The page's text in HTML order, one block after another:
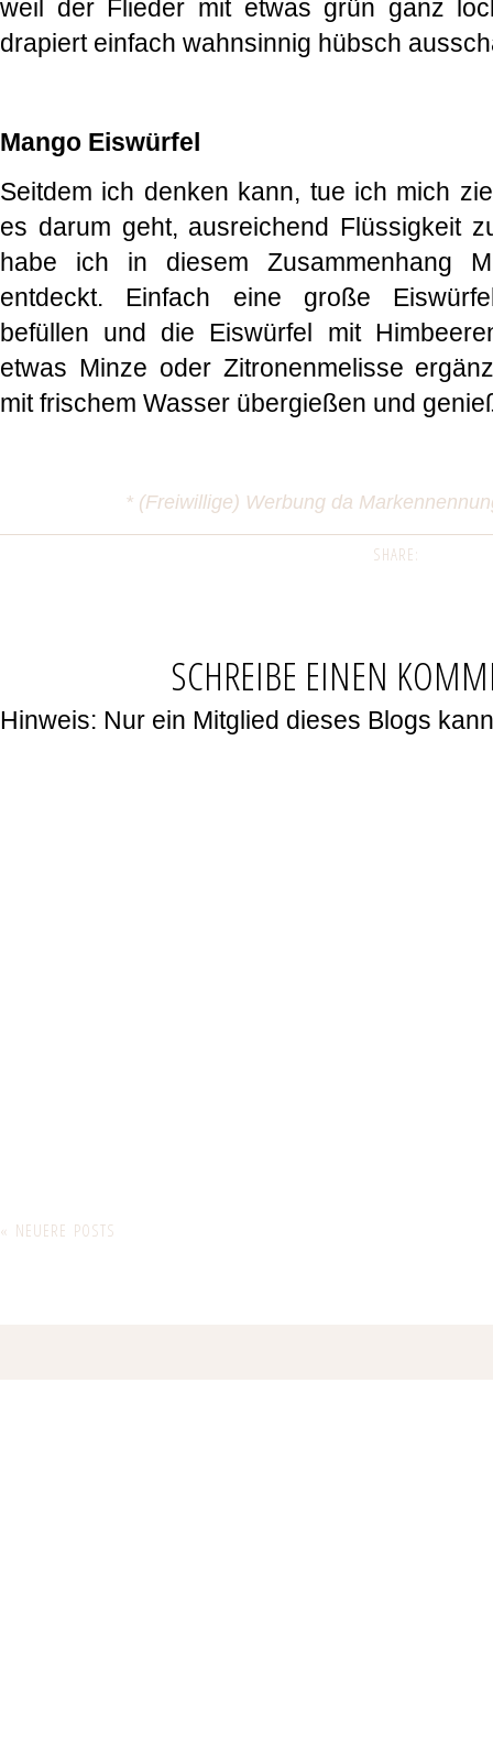
weil der Flieder mit etwas grün ganz
drapiert einfach wahnsinnig hübsch
Mango Eiswürfel
Seitdem ich denken kann, tue ich mich
es darum geht, ausreichend Flüssigkeit
habe ich in diesem Zusammenhang
entdeckt. Einfach eine große
befüllen und die Eiswürfel mit
etwas Minze oder Zitronenmelisse
mit frischem Wasser übergießen und
* (Freiwillige) Werbung da
SHARE:
SCHREIBE EINEN
Hinweis: Nur ein Mitglied dieses Blogs
« NEUERE POSTS